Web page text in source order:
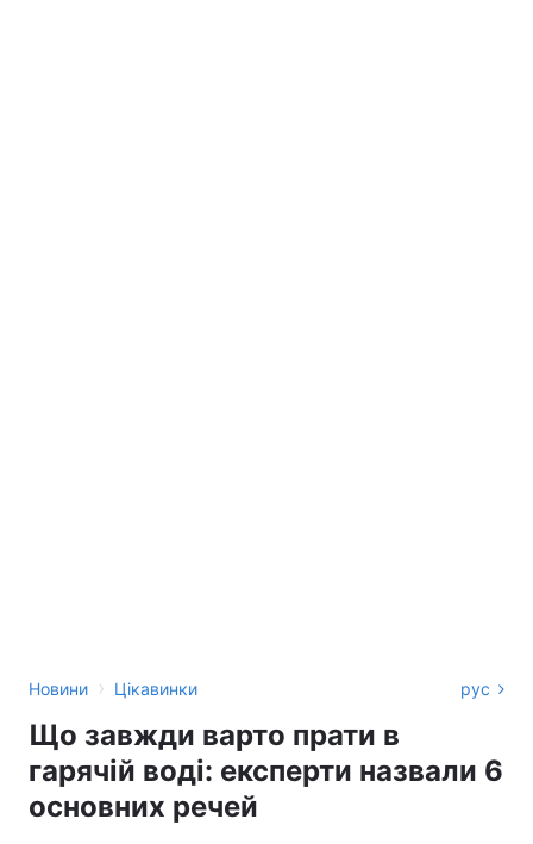
Новини › Цікавинки рус
Що завжди варто прати в
гарячій воді: експерти назвали 6
основних речей